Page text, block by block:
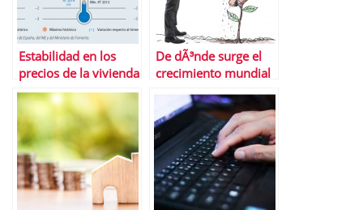
Estabilidad en los
precios de la vivienda
Â¿QuÃ© cabe
esperar hasta final de
aÃ±o?
De dÃ³nde surge el
crecimiento mundial